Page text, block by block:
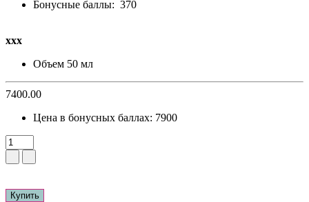
Бонусные баллы: 370
ххх
Объем 50 мл
7400.00
Цена в бонусных баллах: 7900
Купить